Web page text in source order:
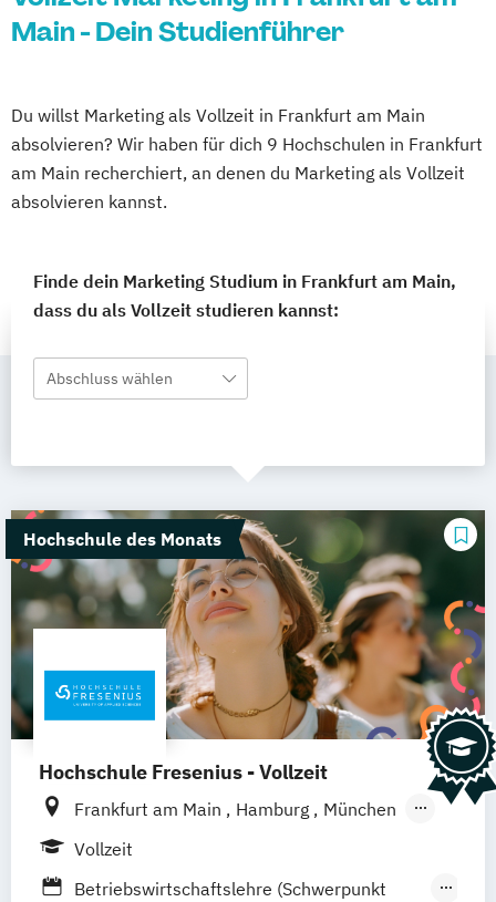
Main - Dein Studienführer
Du willst Marketing als Vollzeit in Frankfurt am Main
absolvieren? Wir haben für dich 9 Hochschulen in Frankfurt
am Main recherchiert, an denen du Marketing als Vollzeit
absolvieren kannst.
Finde dein Marketing Studium in Frankfurt am Main,
dass du als Vollzeit studieren kannst:
Abschluss wählen
Hochschule des Monats
Hochschule Fresenius - Vollzeit
Frankfurt am Main Hamburg
München
Düsseldorf
Vollzeit
Betriebswirtschaftslehre (Schwerpunkt